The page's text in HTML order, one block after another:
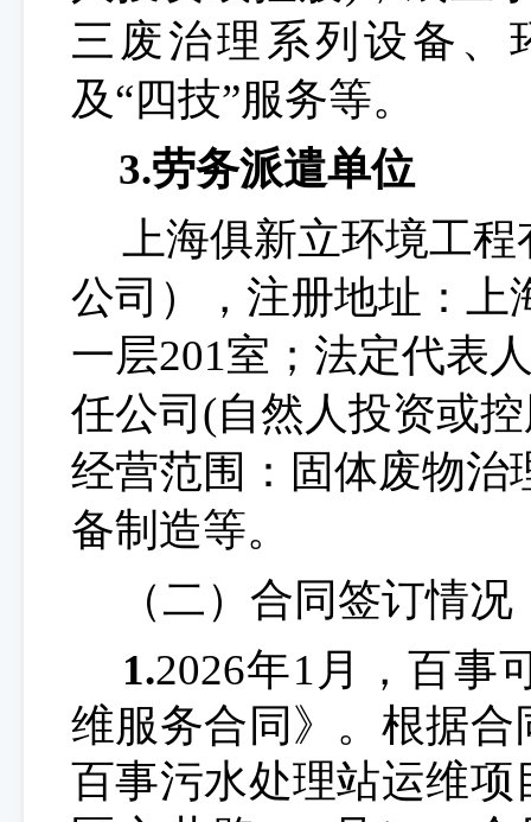
三废治理系列设备、
及“四技”服务等。
3.劳务派遣单位
上海俱新立环境工
公司）
，注册地址：
一层201室；法定代表
任公司(自然人投资或
经营范围：固体废物治
备制造等。
（二）合同签订情况
1.2026年1 月，百事
维服务合同》。根据合
百事污水处理站运维